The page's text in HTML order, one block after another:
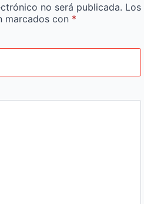
no será publicada. Los
marcados con *